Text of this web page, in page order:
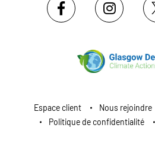
Espace client Nous rejoindre
Politique de confidentialité